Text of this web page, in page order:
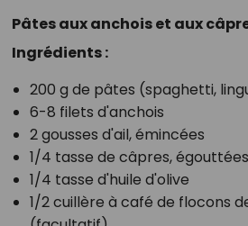
Pâtes aux anchois et aux
Ingrédients :
200 g de pâtes (spaghetti,
6-8 filets d'anchois
2 gousses d'ail, émincées
1/4 tasse de câpres, égouttées
1/4 tasse d'huile d'olive
1/2 cuillère à café de flocons